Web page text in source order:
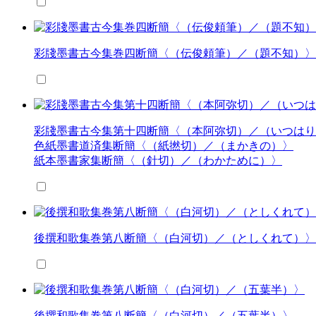
彩牋墨書古今集巻四断簡〈（伝俊頼筆）／（題不知）〉
彩牋墨書古今集第十四断簡〈（本阿弥切）／（いつは
色紙墨書道済集断簡〈（紙撚切）／（まかきの）〉
紙本墨書家集断簡〈（針切）／（わかために）〉
後撰和歌集巻第八断簡〈（白河切）／（としくれて）〉